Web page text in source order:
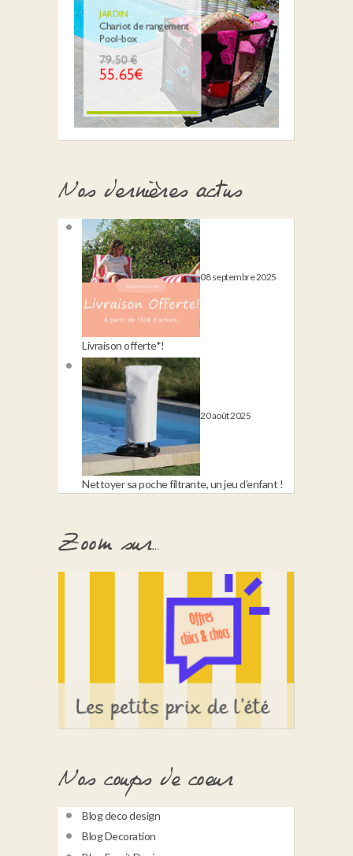
Nos dernières actus
08 septembre 2025
Livraison offerte*!
20 août 2025
Nettoyer sa poche filtrante, un jeu d’enfant !
Zoom sur…
Nos coups de coeur
Blog deco design
Blog Decoration